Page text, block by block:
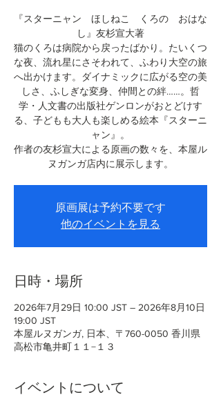
『スターニャン ほしねこ くろの おはな
し』友杉宣大著
猫のくろは病院から戻ったばかり。たいくつ
な夜、流れ星にさそわれて、ふわり大空の旅
へ出かけます。ダイナミックに広がる空の美
しさ、ふしぎな変身、仲間との絆……。哲
学・人文書の出版社ゲンロンがおとどけす
る、子どもも大人も楽しめる絵本『スターニ
ャン』。
作者の友杉宣大による原画の数々を、本屋ル
ヌガンガ店内に展示します。
原画展は予約不要です
他のイベントを見る
日時・場所
2026年7月29日 10:00 JST – 2026年8月10日
19:00 JST
本屋ルヌガンガ, 日本、〒760-0050 香川県
高松市亀井町１１−１３
イベントについて